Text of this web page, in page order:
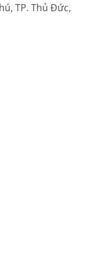
TP. Thủ Đức,